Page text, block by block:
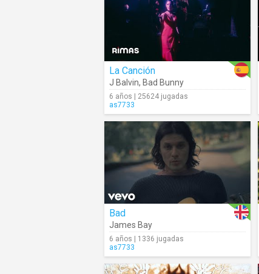
La Canción
J Balvin, Bad Bunny
6 años | 25624 jugadas
as7733
Bad
James Bay
6 años | 1336 jugadas
as7733